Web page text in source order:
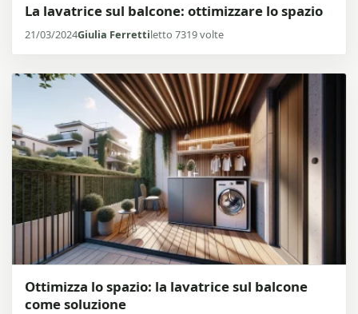
La lavatrice sul balcone: ottimizzare lo spazio
21/03/2024Giulia Ferrettiletto 7319 volte
Ottimizza lo spazio: la lavatrice sul balcone
come soluzione